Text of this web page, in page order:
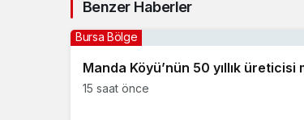
Benzer Haberler
Manda Köyü’nün 50 yıllık
Bursa Bölge
15 saat önce